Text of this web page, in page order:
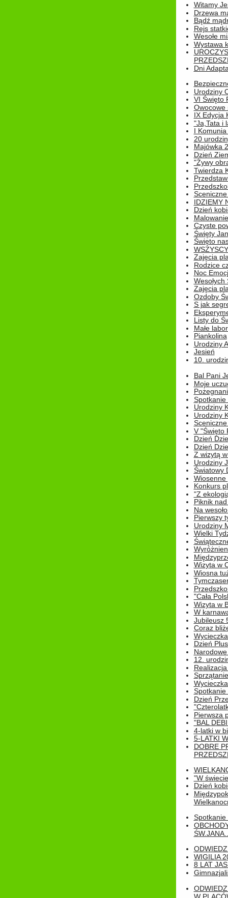
Witamy
Drzewa
Bądź
Rejs
Wesołe
Wystawa
Dni
Urodziny
VI Święto
Owocowe
IX Edycja
"Ja,Tata i
I
20
Majówka
Dzień
"Żywy
Twierdza
IDZIEMY
Dzień
Czyste
Święty
Święto
Zajęcia
Rodzice
Noc
Wesołych
Zajęcia
Ozdoby
S jak
Listy do
Małe
Piankolina
Urodziny
Jesień
10.
Bal Pani
Moje
Spotkanie
Urodziny
Urodziny
V "Święto
Dzień
Dzień
Z wizytą
Urodziny
Światowy
Wiosenne
Konkurs
"Z
Piknik
Na
Pierwszy
Urodziny
Wielki
Wizyta w
Wiosna
"Cała
Wizyta w
W
Jubileusz
Coraz
Dzień
12.
Spotkanie
Dzień
Pierwsza
"BAL
4-latki w
5-LATKI
DOBRE
"W
Dzień
Spotkanie
WIGILIA
8 LAT